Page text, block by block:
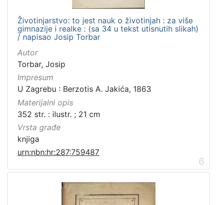
Životinjarstvo: to jest nauk o životinjah : za više
gimnazije i realke : (sa 34 u tekst utisnutih slikah)
/ napisao Josip Torbar
Autor
Torbar, Josip
Impresum
U Zagrebu : Berzotis A. Jakića, 1863
Materijalni opis
352 str. : ilustr. ; 21 cm
Vrsta građe
knjiga
urn:nbn:hr:287:759487
6